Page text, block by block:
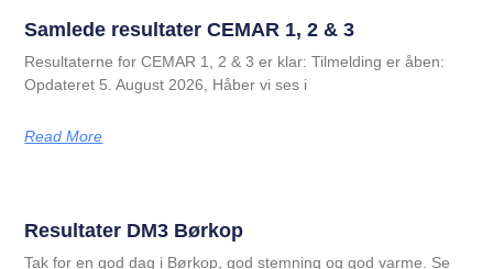
Samlede resultater CEMAR 1, 2 & 3
Resultaterne for CEMAR 1, 2 & 3 er klar: Tilmelding er åben:
Opdateret 5. August 2026, Håber vi ses i
Read More
Resultater DM3 Børkop
Tak for en god dag i Børkop, god stemning og god varme. Se